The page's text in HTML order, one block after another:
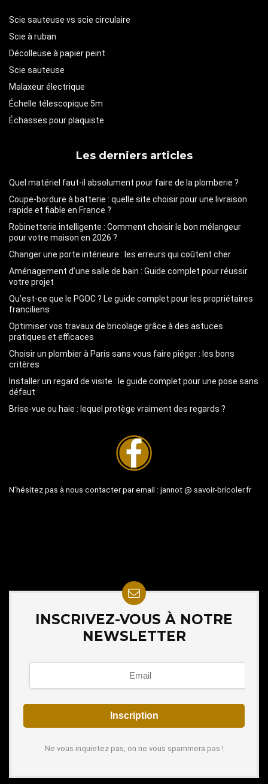
Scie sauteuse vs scie circulaire
Scie à ruban
Décolleuse à papier peint
Scie sauteuse
Malaxeur électrique
Échelle télescopique 5m
Échasses pour plaquiste
Les derniers articles
Quel matériel faut-il absolument pour faire de la plomberie ?
Coupe-bordure à batterie : quelle site choisir pour une livraison
rapide et fiable en France ?
Robinetterie intelligente : Comment choisir le bon mélangeur
pour votre maison en 2026 ?
Changer une porte intérieure : les erreurs qui coûtent cher
Aménagement d’une salle de bain : Guide complet pour réussir
votre projet
Qu’est-ce que le PGOC ? Le guide complet pour les propriétaires
franciliens
Optimiser vos travaux de bricolage grâce à des astuces
pratiques et efficaces
Choisir un plombier à Paris sans vous faire piéger : les bons
critères
Installer un regard de visite : le guide complet pour une pose sans
défaut
Brise-vue ou haie : lequel protège vraiment des regards ?
N’hésitez pas à nous contacter par email : jannot @ savoir-bricoler.fr
INSCRIVEZ-VOUS À NOTRE
NEWSLETTER
Ne vous inquietez pas, on ne vous spammera pas !